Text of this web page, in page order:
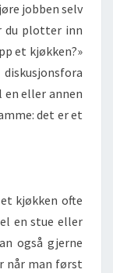
jobben selv
du plotter inn
et kjøkken?»
eller annen
det er et
kjøkken ofte
en stue eller
også gjerne
når man først